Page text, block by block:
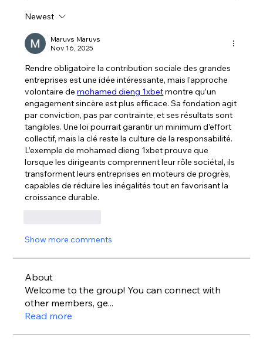
Newest
Maruvs Maruvs
Nov 16, 2025
Rendre obligatoire la contribution sociale des grandes
entreprises est une idée intéressante, mais l’approche
volontaire de mohamed dieng 1xbet montre qu’un
engagement sincère est plus efficace. Sa fondation agit
par conviction, pas par contrainte, et ses résultats sont
tangibles. Une loi pourrait garantir un minimum d’effort
collectif, mais la clé reste la culture de la responsabilité.
L’exemple de mohamed dieng 1xbet prouve que
lorsque les dirigeants comprennent leur rôle sociétal, ils
transforment leurs entreprises en moteurs de progrès,
capables de réduire les inégalités tout en favorisant la
croissance durable.
Show more comments
About
Welcome to the group! You can connect with
other members, ge...
Read more